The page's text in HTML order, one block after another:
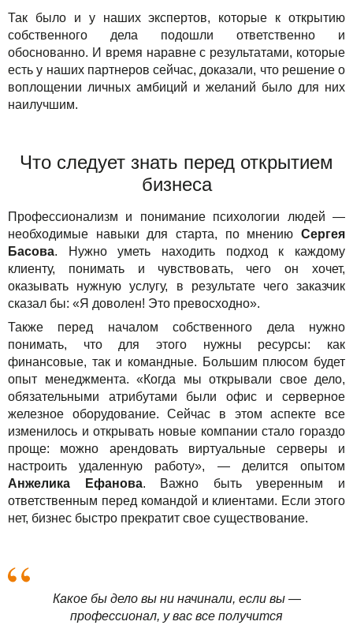
Так было и у наших экспертов, которые к открытию
собственного дела подошли ответственно и
обоснованно. И время наравне с результатами, которые
есть у наших партнеров сейчас, доказали, что решение о
воплощении личных амбиций и желаний было для них
наилучшим.
Что следует знать перед открытием
бизнеса
Профессионализм и понимание психологии людей —
необходимые навыки для старта, по мнению Сергея
Басова. Нужно уметь находить подход к каждому
клиенту, понимать и чувствовать, чего он хочет,
оказывать нужную услугу, в результате чего заказчик
сказал бы: «Я доволен! Это превосходно».
Также перед началом собственного дела нужно
понимать, что для этого нужны ресурсы: как
финансовые, так и командные. Большим плюсом будет
опыт менеджмента. «Когда мы открывали свое дело,
обязательными атрибутами были офис и серверное
железное оборудование. Сейчас в этом аспекте все
изменилось и открывать новые компании стало гораздо
проще: можно арендовать виртуальные серверы и
настроить удаленную работу», — делится опытом
Анжелика Ефанова. Важно быть уверенным и
ответственным перед командой и клиентами. Если этого
нет, бизнес быстро прекратит свое существование.
Какое бы дело вы ни начинали, если вы —
профессионал, у вас все получится